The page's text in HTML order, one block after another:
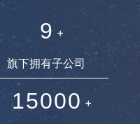
9
.
+
旗下拥有子公司
0
1
4
5000 +